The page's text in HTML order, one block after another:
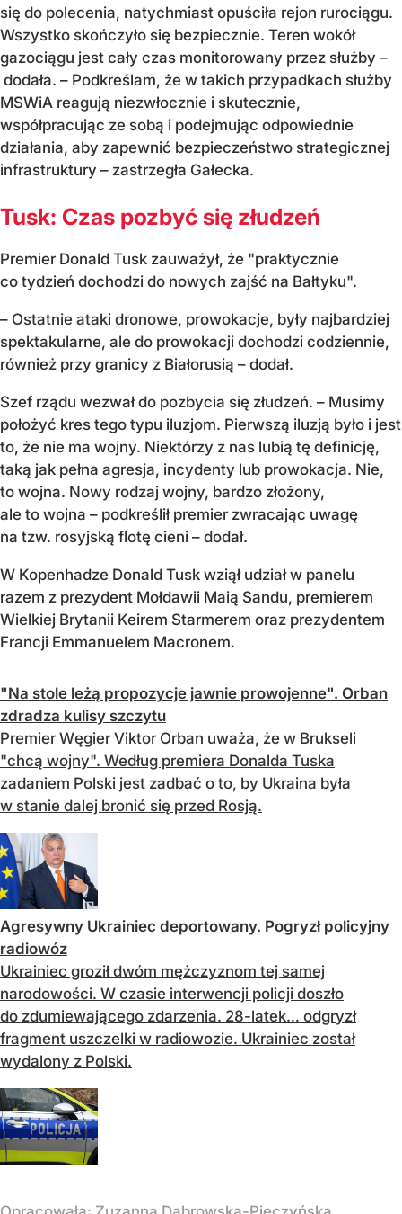
się do polecenia, natychmiast opuściła rejon rurociągu.
Wszystko skończyło się bezpiecznie. Teren wokół
gazociągu jest cały czas monitorowany przez służby –
dodała. – Podkreślam, że w takich przypadkach służby
MSWiA reagują niezwłocznie i skutecznie,
współpracując ze sobą i podejmując odpowiednie
działania, aby zapewnić bezpieczeństwo strategicznej
infrastruktury – zastrzegła Gałecka.
Tusk: Czas pozbyć się złudzeń
Premier Donald Tusk zauważył, że "praktycznie
co tydzień dochodzi do nowych zajść na Bałtyku".
– Ostatnie ataki dronowe, prowokacje, były najbardziej
spektakularne, ale do prowokacji dochodzi codziennie,
również przy granicy z Białorusią – dodał.
Szef rządu wezwał do pozbycia się złudzeń. – Musimy
położyć kres tego typu iluzjom. Pierwszą iluzją było i jest
to, że nie ma wojny. Niektórzy z nas lubią tę definicję,
taką jak pełna agresja, incydenty lub prowokacja. Nie,
to wojna. Nowy rodzaj wojny, bardzo złożony,
ale to wojna – podkreślił premier zwracając uwagę
na tzw. rosyjską flotę cieni – dodał.
W Kopenhadze Donald Tusk wziął udział w panelu
razem z prezydent Mołdawii Maią Sandu, premierem
Wielkiej Brytanii Keirem Starmerem oraz prezydentem
Francji Emmanuelem Macronem.
"Na stole leżą propozycje jawnie prowojenne". Orban
zdradza kulisy szczytu
Premier Węgier Viktor Orban uważa, że w Brukseli
"chcą wojny". Według premiera Donalda Tuska
zadaniem Polski jest zadbać o to, by Ukraina była
w stanie dalej bronić się przed Rosją.
Agresywny Ukrainiec deportowany. Pogryzł policyjny
radiowóz
Ukrainiec groził dwóm mężczyznom tej samej
narodowości. W czasie interwencji policji doszło
do zdumiewającego zdarzenia. 28-latek… odgryzł
fragment uszczelki w radiowozie. Ukrainiec został
wydalony z Polski.